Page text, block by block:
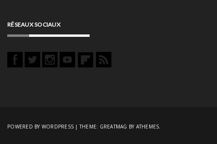
RÉSEAUX SOCIAUX
POWERED BY WORDPRESS |THEME: GREATMAG BY ATHEMES.